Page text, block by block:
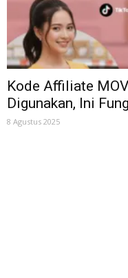
Kode Affiliate
Digunakan, Ini
8 Agustus 2025